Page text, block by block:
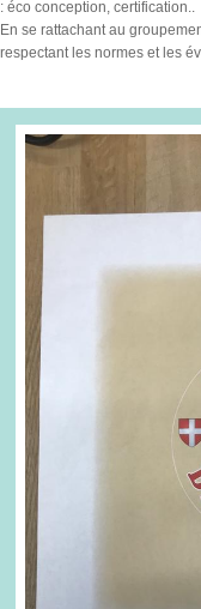
: éco conception, certification..
En se rattachant au
respectant les normes et les